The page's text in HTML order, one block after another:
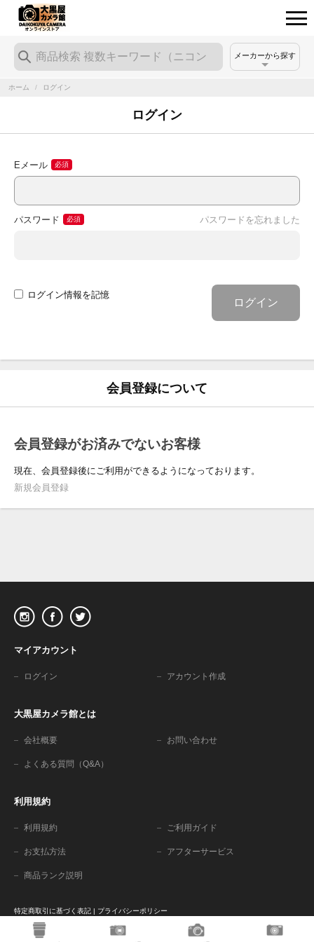
メーカーから探す
ホーム / ログイン
ログイン
Eメール
パスワード パスワードを忘れました
ログイン
ログイン情報を記憶
会員登録について
会員登録がお済みでないお客様
現在、会員登録後にご利用ができるようになっております。
新規会員登録
マイアカウント
ログイン アカウント作成
大黒屋カメラ館とは
会社概要 お問い合わせ
よくある質問（Q&A）
利用規約
利用規約 ご利用ガイド
お支払方法 アフターサービス
商品ランク説明
特定商取引に基づく表記 | プライバシーポリシー
古物商許可番号 東京都公安委員会許可 第301049904375号
© 2025-2026 大黒屋カメラ館. All Rights Reserved.